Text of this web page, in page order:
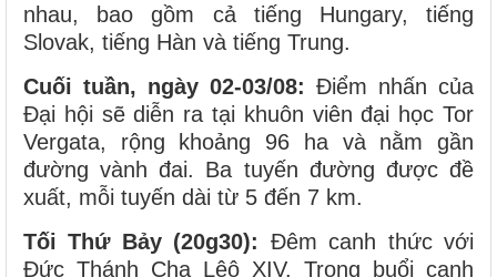
nhau, bao gồm cả tiếng Hungary, tiếng
Slovak, tiếng Hàn và tiếng Trung.
Cuối tuần, ngày 02-03/08: Điểm nhấn của
Đại hội sẽ diễn ra tại khuôn viên đại học Tor
Vergata, rộng khoảng 96 ha và nằm gần
đường vành đai. Ba tuyến đường được đề
xuất, mỗi tuyến dài từ 5 đến 7 km.
Tối Thứ Bảy (20g30): Đêm canh thức với
Đức Thánh Cha Lêô XIV. Trong buổi canh